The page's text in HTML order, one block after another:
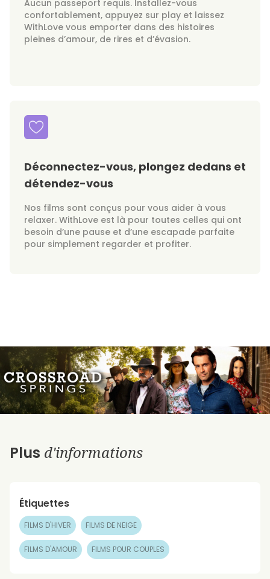
Aucun passeport requis. Installez-vous
confortablement, appuyez sur play et laissez
WithLove vous emporter dans des histoires
pleines d’amour, de rires et d’évasion.
Déconnectez-vous, plongez dedans et
détendez-vous
Nos films sont conçus pour vous aider à vous
relaxer. WithLove est là pour toutes celles qui ont
besoin d’une pause et d’une escapade parfaite
pour simplement regarder et profiter.
Plus d'informations
Étiquettes
FILMS D'HIVER FILMS DE NEIGE
FILMS D'AMOUR FILMS POUR COUPLES